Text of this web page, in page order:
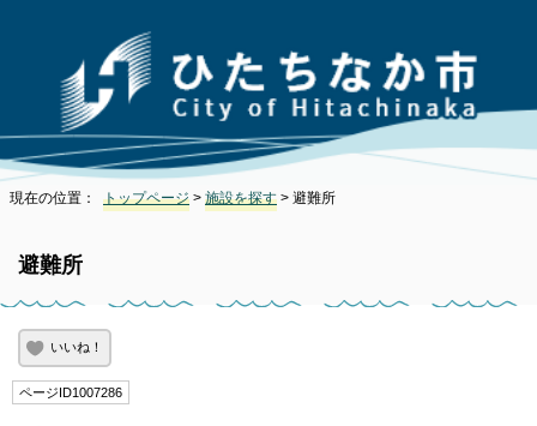
現在の位置： トップページ > 施設を探す > 避難所
避難所
いいね！
ページID1007286